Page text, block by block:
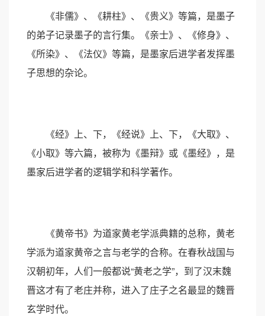
《非儒》、《耕柱》、《贵义》等篇，是墨子
的弟子记录墨子的言行集。《亲士》、《修身》、
《所染》、《法仪》等篇，是墨家后进学者发挥墨
子思想的杂论。
《经》上、下，《经说》上、下，《大取》、
《小取》等六篇，被称为《墨辩》或《墨经》，是
墨家后进学者的逻辑学和科学著作。
《黄帝书》为道家黄老学派典籍的总称，黄老
学派为道家黄帝之言与老学的合称。在春秋战国与
汉朝初年，人们一般都说“黄老之学”，到了汉末魏
晋这才有了老庄并称，进入了庄子之名最显的魏晋
玄学时代。